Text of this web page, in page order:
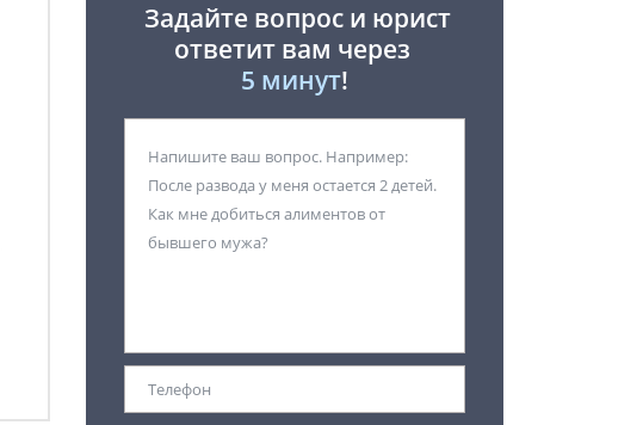
Задайте вопрос и юрист
ответит вам через
5 минут!